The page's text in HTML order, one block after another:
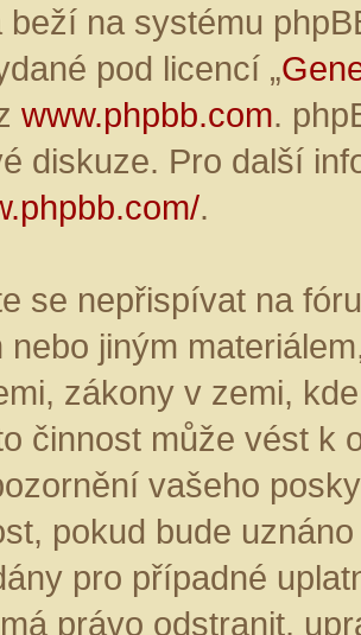
beží na systému
pod licencí „
www.phpbb.com.
diskuze. Pro další
.
se nepřispívat na
nebo jiným
zákony v zemi,
činnost může vést k
vašeho
pokud bude
pro případné
má právo odstranit,